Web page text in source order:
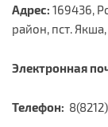
Адрес: 169436,
район, пст.
Электронная
Телефон: